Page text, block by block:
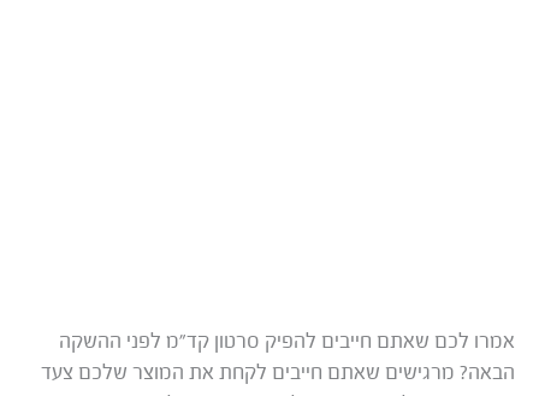
אמרו לכם שאתם חייבים להפיק סרטון קד”מ לפני ההשקה
הבאה? מרגישים שאתם חייבים לקחת את המוצר שלכם צעד